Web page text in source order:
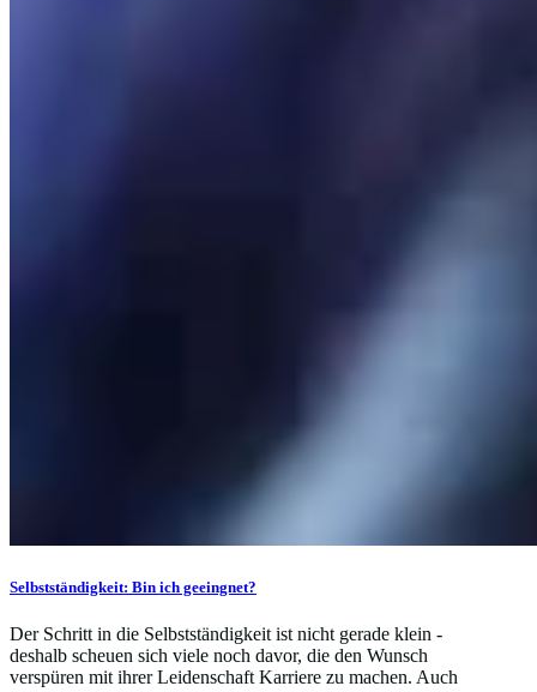
Selbstständigkeit: Bin ich geeingnet?
Der Schritt in die Selbstständigkeit ist nicht gerade klein -
deshalb scheuen sich viele noch davor, die den Wunsch
verspüren mit ihrer Leidenschaft Karriere zu machen. Auch